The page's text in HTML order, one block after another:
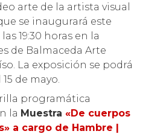
arte de la artista visual
se inaugurará este
19:30 horas en la
de Balmaceda Arte
La exposición se podrá
de mayo.
programática
la Muestra «De cuerpos
a cargo de Hambre |